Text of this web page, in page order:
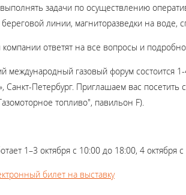
выполнять задачи по осуществлению
линии, магниторазведки на воде,
ответят на все вопросы и
международный газовый форум состоится
Санкт-Петербург. Приглашаем вас посетить
топливо", павильон F).
1–3 октября с 10:00 до 18:00, 4 октября
билет на выставку